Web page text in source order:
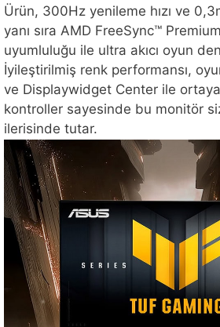
Ürün, 300Hz yenileme hızı ve
yanı sıra AMD FreeSync™
uyumluluğu ile ultra akıcı oyun
İyileştirilmiş renk performansı,
ve Displaywidget Center ile
kontroller sayesinde bu monitör
ilerisinde tutar.